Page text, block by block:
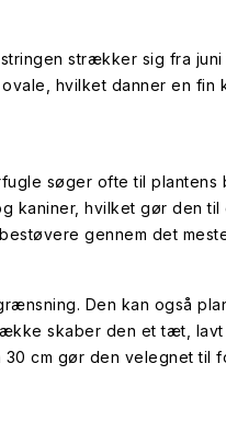
strækker sig fra juni
hvilket danner en fin
søger ofte til plantens
kaniner, hvilket gør den
gennem det
Den kan også
skaber den et tæt,
cm gør den velegnet til